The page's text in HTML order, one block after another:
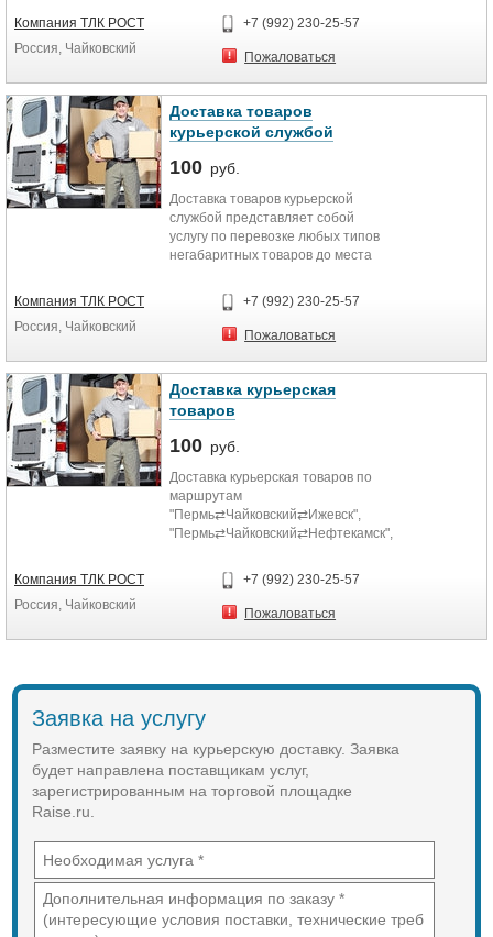
всего за 1 сутки.
Компания ТЛК РОСТ
Россия, Чайковский
+7 (992) 230-25-57
Пожаловаться
Доставка товаров
курьерской службой
100 руб.
Доставка товаров курьерской
службой представляет собой
услугу по перевозке любых типов
негабаритных товаров до места
конкурентов, мы следим за
состояние груза и уведомляем
заказчика о получении. Гарантией
Имея в собственности парк
транспортных средств, мы
способны обеспечить
грузов даже на дальние
расстояния. За время
существования наша компания
обзавелась множеством
рекомендаций, а также партнеров
среди крупнейших предприятий.
Основные маршруты
"Пермь⇄Чайковский⇄Нефтекамск",
"Ижевск⇄Чайковский⇄Нефтекамск";
Срок доставки грузов по указанным
маршрутам всего за 1 сутки.
Компания ТЛК РОСТ
Россия, Чайковский
+7 (992) 230-25-57
Пожаловаться
Доставка курьерская
товаров
100 руб.
Доставка курьерская товаров по
маршрутам
"Пермь⇄Чайковский⇄Ижевск",
"Пермь⇄Чайковский⇄Нефтекамск",
всего за 1 сутки.
Компания ТЛК РОСТ
Россия, Чайковский
+7 (992) 230-25-57
Пожаловаться
Заявка на услугу
Разместите заявку на курьерскую доставку. Заявка
будет направлена поставщикам услуг,
зарегистрированным на торговой площадке
Raise.ru.